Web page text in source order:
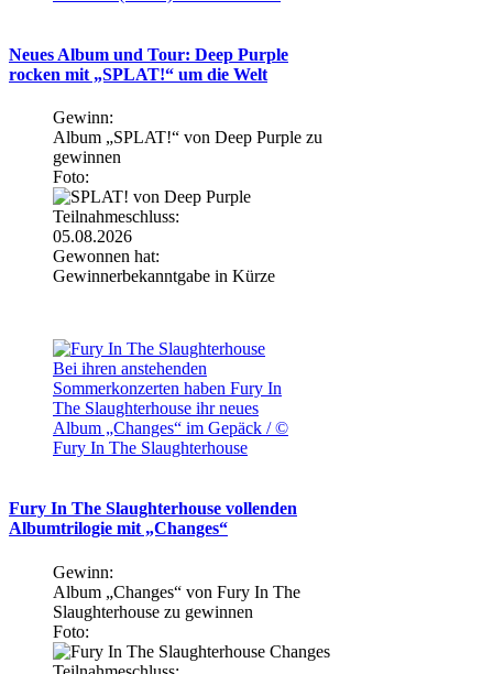
Neues Album und Tour: Deep Purple
rocken mit „SPLAT!“ um die Welt
Gewinn:
Album „SPLAT!“ von Deep Purple zu
gewinnen
Foto:
Teilnahmeschluss:
05.08.2026
Gewonnen hat:
Gewinnerbekanntgabe in Kürze
Bei ihren anstehenden
Sommerkonzerten haben Fury In
The Slaughterhouse ihr neues
Album „Changes“ im Gepäck / ©
Fury In The Slaughterhouse
Fury In The Slaughterhouse vollenden
Albumtrilogie mit „Changes“
Gewinn:
Album „Changes“ von Fury In The
Slaughterhouse zu gewinnen
Foto: